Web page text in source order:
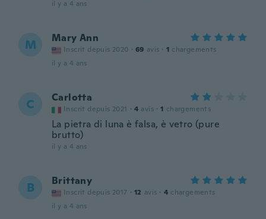
il y a 4 ans
M Mary Ann
Inscrit depuis 2020 · 69 avis · 1 chargements
il y a 4 ans
C Carlotta
Inscrit depuis 2021 · 4 avis · 1 chargements
La pietra di luna è falsa, è vetro (pure
brutto)
il y a 4 ans
B Brittany
Inscrit depuis 2017 · 12 avis · 4 chargements
il y a 4 ans